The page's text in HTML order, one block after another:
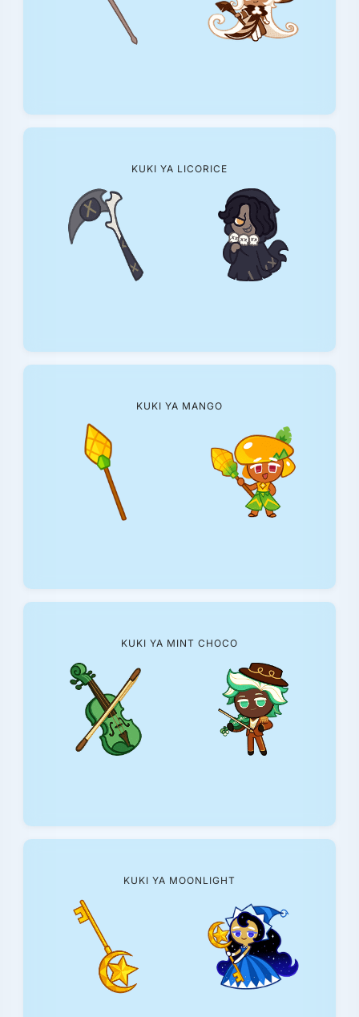
KUKI YA LICORICE
KUKI YA MANGO
KUKI YA MINT CHOCO
KUKI YA MOONLIGHT